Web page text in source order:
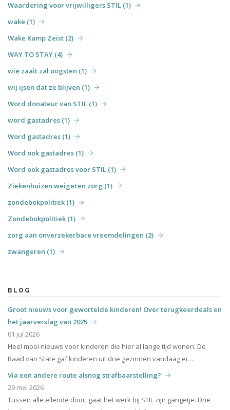
Waardering voor vrijwilligers STIL (1)
wake (1)
Wake Kamp Zeist (2)
WAY TO STAY (4)
wie zaait zal oogsten (1)
wij ijsen dat ze blijven (1)
Word donateur van STIL (1)
word gastadres (1)
Word gastadres (1)
Word ook gastadres (1)
Word ook gastadres voor STIL (1)
Ziekenhuizen weigeren zorg (1)
zondebokpolitiek (1)
Zondebokpolitiek (1)
zorg aan onverzekerbare vreemdelingen (2)
zwangeren (1)
BLOG
Groot nieuws voor gewortelde kinderen! Over terugkeerdeals en
het jaarverslag van 2025
01 jul 2026
Heel mooi nieuws voor kinderen die hier al lange tijd wonen: De
Raad van State gaf kinderen uit drie gezinnen vandaag ei…
Via een andere route alsnog strafbaarstelling?
29 mei 2026
Tussen alle ellende door, gaat het werk bij STIL zijn gangetje. Drie